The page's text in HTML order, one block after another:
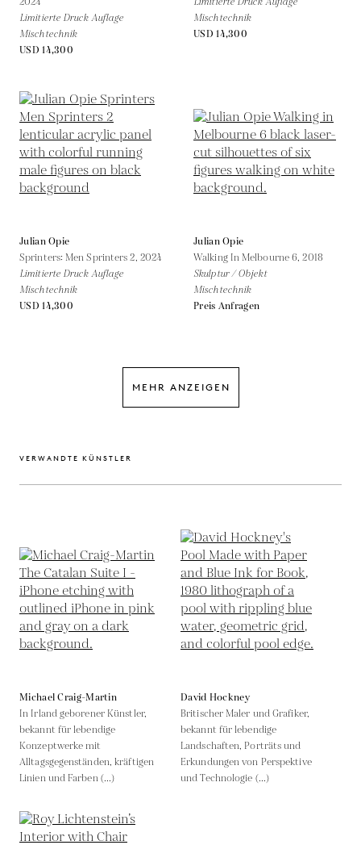
Limitierte Druck Auflage
Mischtechnik
USD 14,300
Mischtechnik
USD 14,300
Julian Opie
Sprinters: Men Sprinters 2, 2024
Limitierte Druck Auflage
Mischtechnik
USD 14,300
Julian Opie
Walking In Melbourne 6,2018
Skulptur / Objekt
Mischtechnik
Preis Anfragen
MEHR ANZEIGEN
VERWANDTE KÜNSTLER
Michael Craig-Martin
In Irland geborener Künstler,
bekannt für lebendige
Konzeptwerke mit
Alltagsgegenständen, kräftigen
Linien und Farben (...)
David Hockney
Britischer Maler und Grafiker,
bekannt für lebendige
Landschaften, Porträts und
Erkundungen von Perspektive
und Technologie (...)